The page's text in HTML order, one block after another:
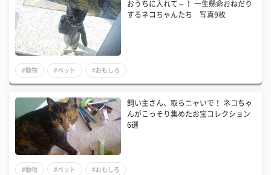
おうちに入れて～！ 一生懸命おねだり
するネコちゃんたち 写真9枚
#動物 #ペット #おもしろ
飼い主さん、取らニャいで！ ネコちゃ
んがこっそり集めたお宝コレクション
6選
#動物 #ペット #おもしろ